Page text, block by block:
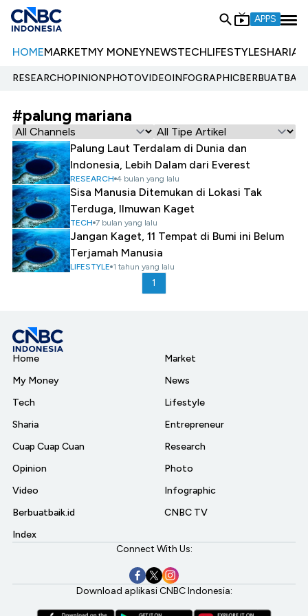
APPS
HOMEMARKETMY MONEYNEWSTECHLIFESTYLESHARIA
RESEARCHOPINIONPHOTOVIDEOINFOGRAPHIC
#palung mariana
Palung Laut Terdalam di Dunia dan
Indonesia, Lebih Dalam dari Everest
RESEARCH 4 bulan yang lalu
Sisa Manusia Ditemukan di Lokasi Tak
Terduga, Ilmuwan Kaget
TECH 7 bulan yang lalu
Jangan Kaget, 11 Tempat di Bumi ini Belum
Terjamah Manusia
LIFESTYLE 1 tahun yang lalu
1
Home
My Money
Tech
Sharia
Cuap Cuap Cuan
Opinion
Video
Berbuatbaik.id
Index
Market
News
Lifestyle
Entrepreneur
Research
Photo
Infographic
CNBC TV
Connect With Us:
Download aplikasi CNBC Indonesia: